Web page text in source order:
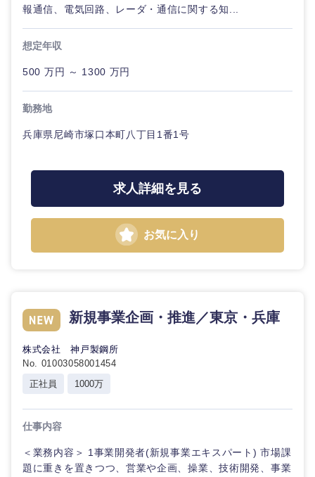
中国・四国地方
鳥取県
岡山県
山口県
香川県 愛媛県
報通信、電気回路、レーダ・通信に関する知...
想定年収
500 万円 ～ 1300 万円
勤務地
兵庫県尼崎市塚口本町八丁目1番1号
求人詳細を見る
お気に入り
新規事業企画・推進／東京・兵庫
株式会社 神戸製鋼所
No. 01003058001454
正社員
1000万
仕事内容
＜業務内容＞ 1事業開発者(新規事業エキスパート) 市場課
題に重きを置きつつ、営業や企画、操業、技術開発、事業